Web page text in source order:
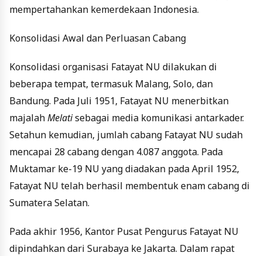
mempertahankan kemerdekaan Indonesia.
Konsolidasi Awal dan Perluasan Cabang
Konsolidasi organisasi Fatayat NU dilakukan di
beberapa tempat, termasuk Malang, Solo, dan
Bandung. Pada Juli 1951, Fatayat NU menerbitkan
majalahMelatisebagai media komunikasi antarkader.
Setahun kemudian, jumlah cabang Fatayat NU sudah
mencapai 28 cabang dengan 4.087 anggota. Pada
Muktamar ke-19 NU yang diadakan pada April 1952,
Fatayat NU telah berhasil membentuk enam cabang di
Sumatera Selatan.
Pada akhir 1956, Kantor Pusat Pengurus Fatayat NU
dipindahkan dari Surabaya ke Jakarta. Dalam rapat